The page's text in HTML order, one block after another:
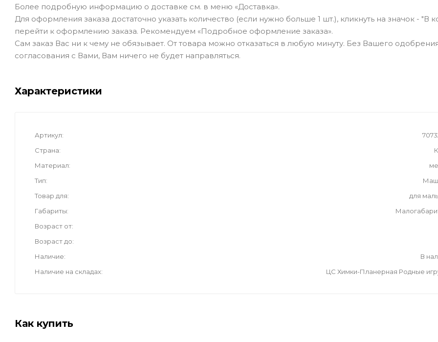
Более подробную информацию о доставке см. в меню «Доставка».
Для оформления заказа достаточно указать количество (если нужно больше 1 шт.), кликнуть на значок - "В
перейти к оформлению заказа. Рекомендуем «Подробное оформление заказа».
Сам заказ Вас ни к чему не обязывает. От товара можно отказаться в любую минуту. Без Вашего
согласования с Вами, Вам ничего не будет направляться.
Характеристики
Артикул
Страна
Материал
Тип
Товар для
для
Габариты
Возраст от
Возраст до
Наличие
В
Наличие на складах
ЦС Химки-Планерная Родные
Как купить